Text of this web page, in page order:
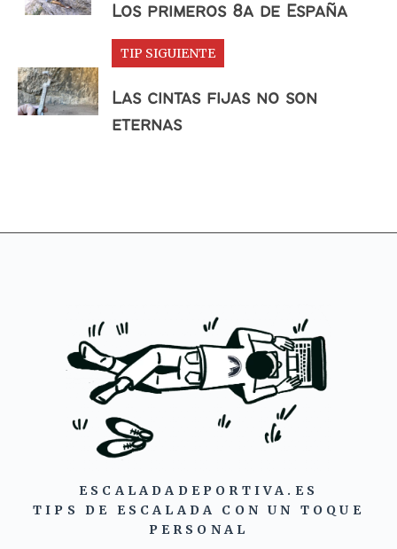
Los primeros 8a de España
TIP SIGUIENTE
Las cintas fijas no son
eternas
ESCALADADEPORTIVA.ES
TIPS DE ESCALADA CON UN TOQUE
PERSONAL